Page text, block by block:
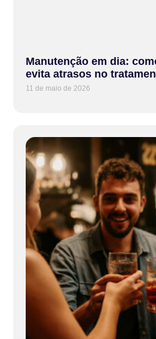
Manutenção em dia:
evita atrasos no
11 de maio de 2026